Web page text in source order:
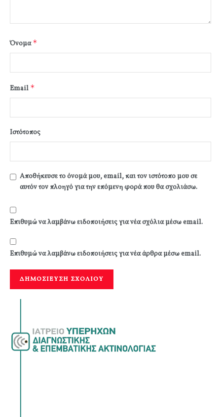
Όνομα*
Email *
Ιστότοπος
Αποθήκευσε το όνομά μου, email, και τον ιστότοπο μου σε
αυτόν τον πλοηγό για την επόμενη φορά που θα σχολιάσω.
Επιθυμώ να λαμβάνω ειδοποιήσεις για νέα σχόλια μέσω email.
Επιθυμώ να λαμβάνω ειδοποιήσεις για νέα άρθρα μέσω email.